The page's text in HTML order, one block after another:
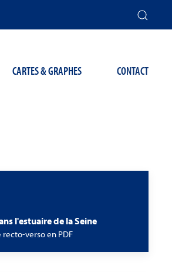
CARTES & GRAPHES CONTACT
l'estuaire de la Seine
recto-verso en PDF